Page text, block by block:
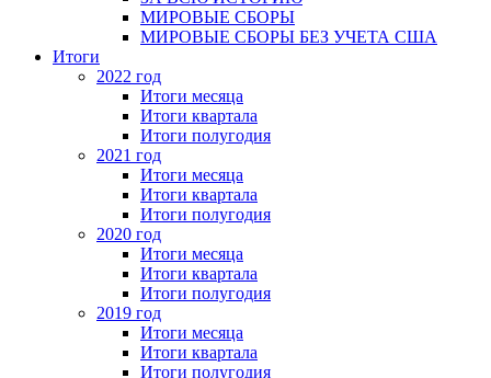
МИРОВЫЕ СБОРЫ
МИРОВЫЕ СБОРЫ БЕЗ УЧЕТА США
Итоги
2022 год
Итоги месяца
Итоги квартала
Итоги полугодия
2021 год
Итоги месяца
Итоги квартала
Итоги полугодия
2020 год
Итоги месяца
Итоги квартала
Итоги полугодия
2019 год
Итоги месяца
Итоги квартала
Итоги полугодия